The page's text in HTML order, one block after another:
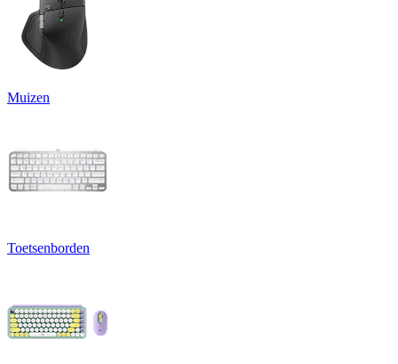
Muizen
Toetsenborden